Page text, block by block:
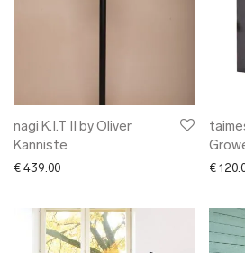
nagi K.I.T II by Oliver
Kanniste
€ 439.00 €